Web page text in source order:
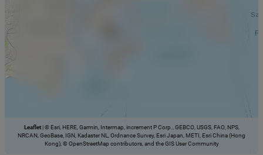
Leaflet |© Esri, HERE, Garmin, Intermap, increment P Corp., GEBCO, USGS, FAO, NPS,
NRCAN, GeoBase, IGN, Kadaster NL, Ordnance Survey, Esri Japan, METI, Esri China (Hong
Kong), © OpenStreetMap contributors, and the GIS User Community